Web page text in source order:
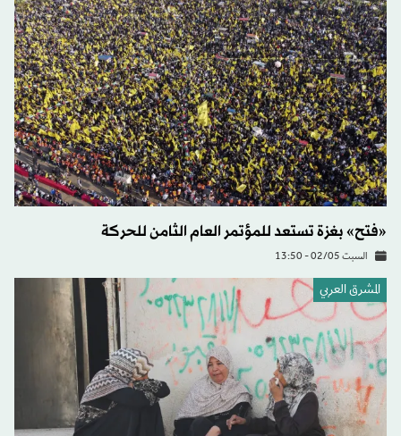
«فتح» بغزة تستعد للمؤتمر العام الثامن للحركة
السبت 02/05 - 13:50
المشرق العربي